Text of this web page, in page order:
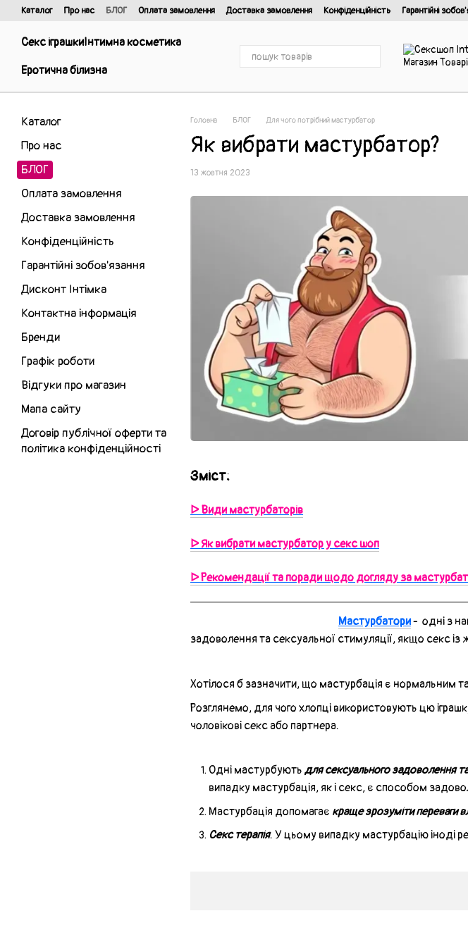
Перейти до основного контенту
Каталог Про нас БЛОГ Оплата замовлення Доставка замовлення Конфіденційність Гарантійні
Секс іграшкиІнтимна косметика
Еротична білизна
Головна БЛОГ Для чого потрібний мастурбатор
Як вибрати мастурбатор?
13 жовтня 2023
Зміст:
ᐅ Види мастурбаторів
ᐅ Як вибрати мастурбатор у секс шоп
ᐅ Рекомендації та поради щодо догляду за
Мастурбатори- одні з
задоволення та сексуальної стимуляції, якщо секс із
Хотілося б зазначити, що мастурбація є нормальним
Розглянемо, для чого хлопці використовують цю
чоловікові секс або партнера.
Одні мастурбують для сексуального задоволення
випадку мастурбація, як і секс, є способом
Мастурбація допомагає краще зрозуміти переваги
Секс терапія. У цьому випадку мастурбацію іноді
Каталог
Про нас
БЛОГ
Оплата замовлення
Доставка замовлення
Конфіденційність
Гарантійні зобов'язання
Дисконт Інтімка
Контактна інформація
Бренди
Графік роботи
Відгуки про магазин
Мапа сайту
Договір публічної оферти та
політика конфіденційності